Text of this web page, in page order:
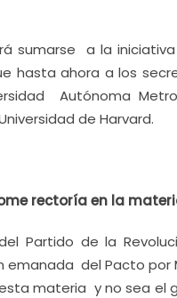
sumarse a la
hasta ahora a los
Autónoma
de Harvard.
rectoría en la
Partido de la
del Pacto por
materia y no sea el